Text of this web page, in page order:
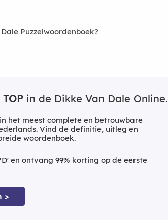
Puzzelwoordenboek?
TOP in de Dikke Van Dale Online.
het meest complete en betrouwbare
Vind de definitie, uitleg en
woordenboek.
en ontvang 99% korting op de eerste
>